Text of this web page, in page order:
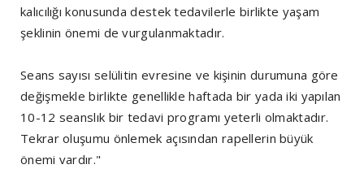
kalıcılığı konusunda destek tedavilerle birlikte yaşam
şeklinin önemi de vurgulanmaktadır.
Seans sayısı selülitin evresine ve kişinin durumuna göre
değişmekle birlikte genellikle haftada bir yada iki yapılan
10-12 seanslık bir tedavi programı yeterli olmaktadır.
Tekrar oluşumu önlemek açısından rapellerin büyük
önemi vardır."